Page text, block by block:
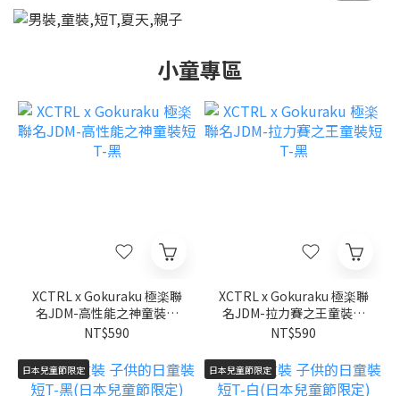
小童專區
XCTRL x Gokuraku 極楽聯
名JDM-高性能之神童裝短
T-黑
NT$590
XCTRL x Gokuraku 極楽聯
名JDM-拉力賽之王童裝短
T-黑
NT$590
日本兒童節限定 日本兒童節限定